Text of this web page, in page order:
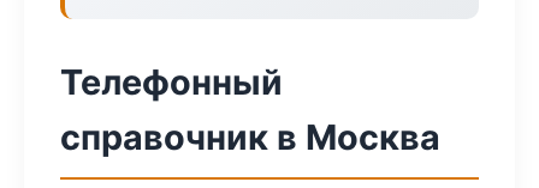
Телефонный
справочник в Москва